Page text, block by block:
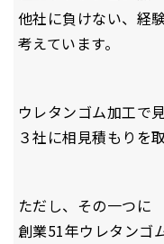
他社に負けない、経
考えています。
ウレタンゴム加工で
３社に相見積もりを
ただし、その一つに
創業51年ウレタンゴ